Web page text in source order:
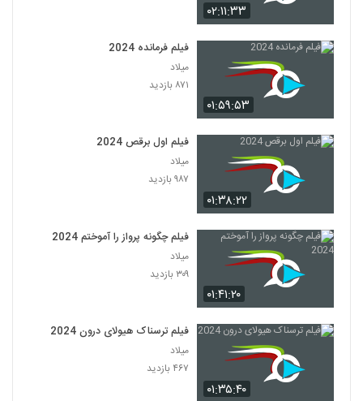
۰۲:۱۱:۳۳
۰۱:۵۹:۵۳
فیلم فرمانده 2024
میلاد
۸۷۱ بازدید
۰۱:۳۸:۲۲
فیلم اول برقص 2024
میلاد
۹۸۷ بازدید
۰۱:۴۱:۲۰
فیلم چگونه پرواز را آموختم 2024
میلاد
۳۰۹ بازدید
۰۱:۳۵:۴۰
فیلم ترسناک هیولای درون 2024
میلاد
۴۶۷ بازدید